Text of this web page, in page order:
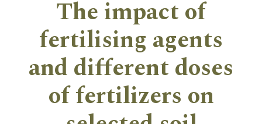
The impact of
fertilising agents
and different doses
of fertilizers on